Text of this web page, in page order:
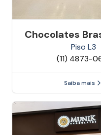
Chocolates
Piso L3
(11) 4873-
Saiba mais